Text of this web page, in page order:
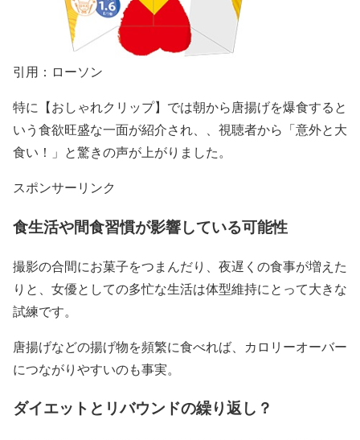
引用：ローソン
特に 【おしゃれクリップ】 では朝から唐揚げを爆食すると
いう食欲旺盛な一面が紹介され、、視聴者から 「意外と大
食い！」 と驚きの声が上がりました。
スポンサーリンク
食生活や間食習慣が影響している可能性
撮影の合間にお菓子をつまんだり、夜遅くの食事が増えた
りと、女優としての多忙な生活は体型維持にとって大きな
試練です。
唐揚げなどの揚げ物を頻繁に食べれば、カロリーオーバー
につながりやすいのも事実。
ダイエットとリバウンドの繰り返し？